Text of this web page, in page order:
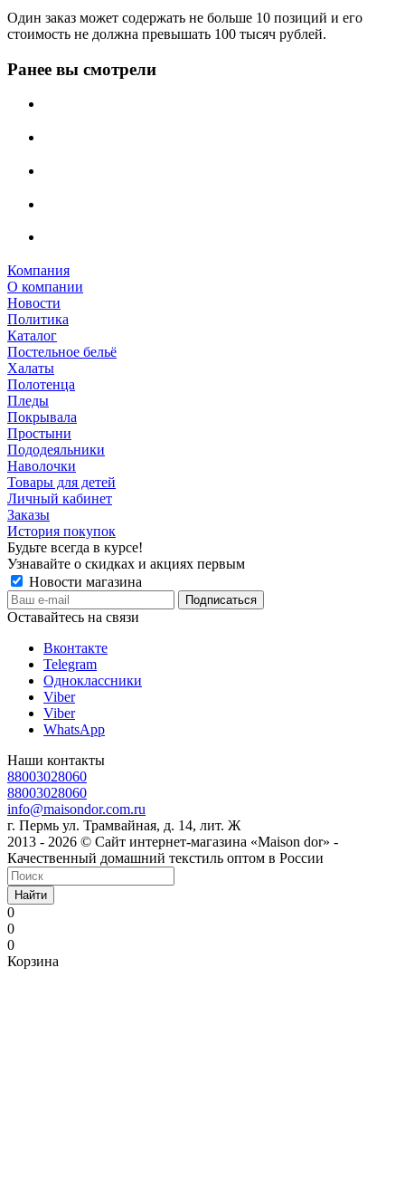
Один заказ может содержать не больше 10 позиций и его
стоимость не должна превышать 100 тысяч рублей.
Ранее вы смотрели
Компания
О компании
Новости
Политика
Каталог
Постельное бельё
Халаты
Полотенца
Пледы
Покрывала
Простыни
Пододеяльники
Наволочки
Товары для детей
Личный кабинет
Заказы
История покупок
Будьте всегда в курсе!
Узнавайте о скидках и акциях первым
Новости магазина
Оставайтесь на связи
Вконтакте
Telegram
Одноклассники
Viber
Viber
WhatsApp
Наши контакты
88003028060
88003028060
info@maisondor.com.ru
г. Пермь ул. Трамвайная, д. 14, лит. Ж
2013 - 2026 © Сайт интернет-магазина «Maison dor» -
Качественный домашний текстиль оптом в России
Найти
0
0
0
Корзина